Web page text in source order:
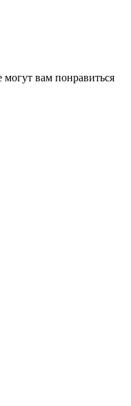
вам понравиться